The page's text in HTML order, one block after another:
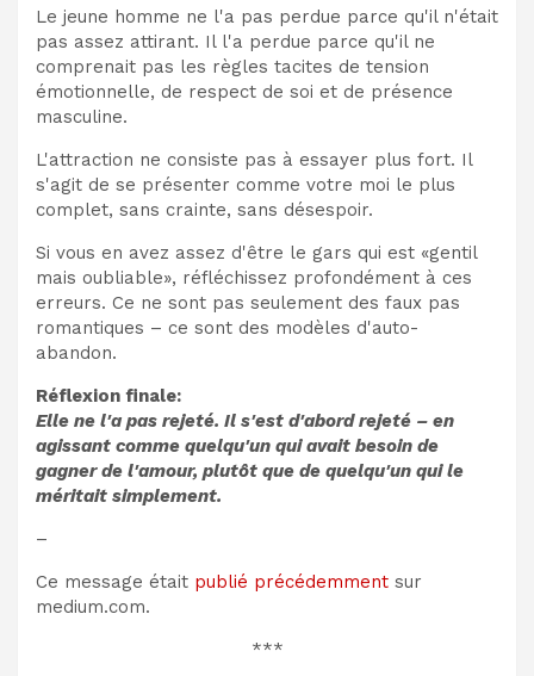
Le jeune homme ne l'a pas perdue parce qu'il n'était
pas assez attirant. Il l'a perdue parce qu'il ne
comprenait pas les règles tacites de tension
émotionnelle, de respect de soi et de présence
masculine.
L'attraction ne consiste pas à essayer plus fort. Il
s'agit de se présenter comme votre moi le plus
complet, sans crainte, sans désespoir.
Si vous en avez assez d'être le gars qui est «gentil
mais oubliable», réfléchissez profondément à ces
erreurs. Ce ne sont pas seulement des faux pas
romantiques – ce sont des modèles d'auto-
abandon.
Réflexion finale:
Elle ne l'a pas rejeté. Il s'est d'abord rejeté – en
agissant comme quelqu'un qui avait besoin de
gagner de l'amour, plutôt que de quelqu'un qui le
méritait simplement.
–
Ce message était publié précédemment sur
medium.com.
***